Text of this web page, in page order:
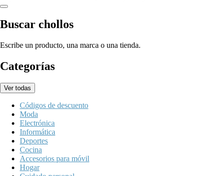
Buscar chollos
Escribe un producto, una marca o una tienda.
Categorías
Ver todas
Códigos de descuento
Moda
Electrónica
Informática
Deportes
Cocina
Accesorios para móvil
Hogar